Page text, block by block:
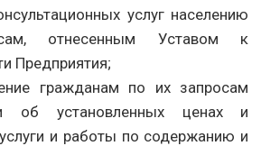
услуг населению
отнесенным Уставом к
Предприятия;
гражданам по их запросам
об установленных ценах и
и работы по содержанию и